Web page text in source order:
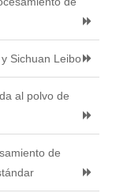
Sichuan Leibo
al polvo de
de